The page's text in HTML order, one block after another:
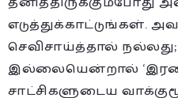
எடுத்துக்காட்டுங்கள்.
செவிசாய்த்தால்
இல்லையென்றால்
சாட்சிகளுடைய